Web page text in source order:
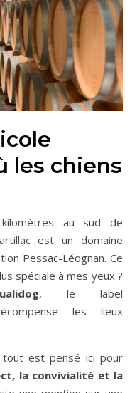
les chiens
au sud de
est un domaine
Pessac-Léognan. Ce
spéciale à mes yeux ?
, le label
les lieux
est pensé ici pour
la convivialité et la